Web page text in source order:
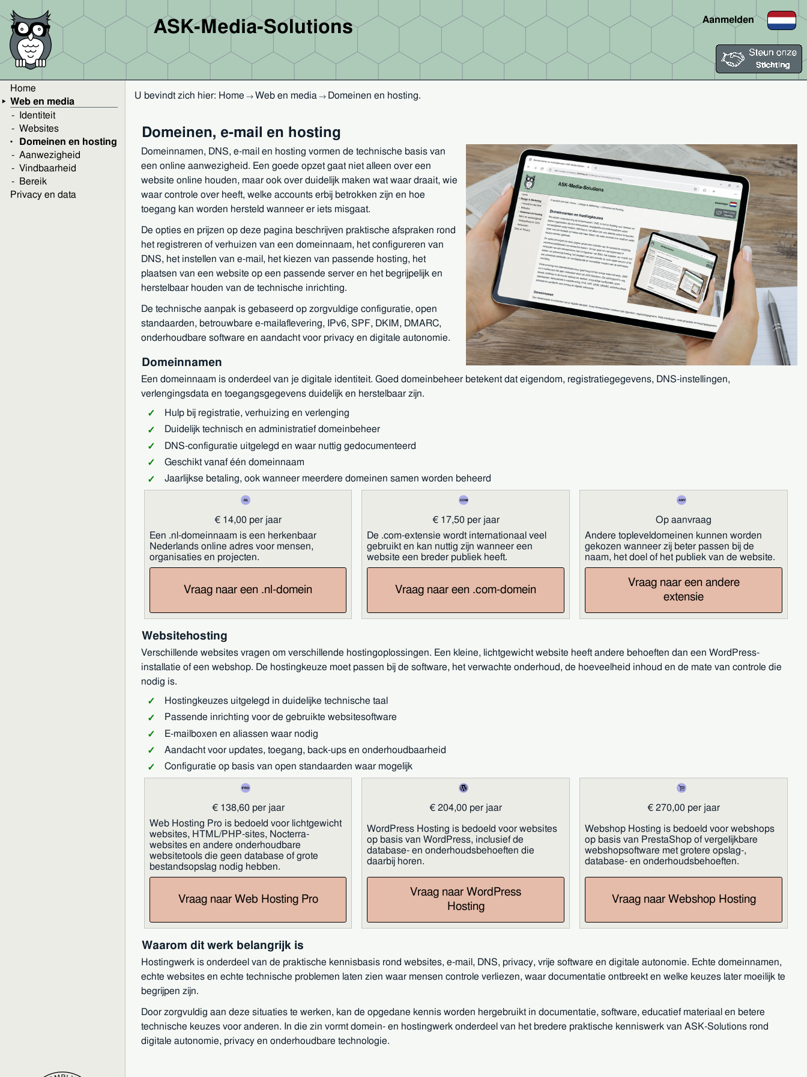
Aanmelden
ASK-Media-Solutions
U bevindt zich hier: Home → Web en media → Domeinen en hosting.
Domeinen, e-mail en hosting
Domeinnamen, DNS, e-mail en hosting vormen de technische basis van
een online aanwezigheid. Een goede opzet gaat niet alleen over een
website online houden, maar ook over duidelijk maken wat waar draait, wie
waar controle over heeft, welke accounts erbij betrokken zijn en hoe
toegang kan worden hersteld wanneer er iets misgaat.
De opties en prijzen op deze pagina beschrijven praktische afspraken rond
het registreren of verhuizen van een domeinnaam, het configureren van
DNS, het instellen van e-mail, het kiezen van passende hosting, het
plaatsen van een website op een passende server en het begrijpelijk en
herstelbaar houden van de technische inrichting.
De technische aanpak is gebaseerd op zorgvuldige configuratie, open
standaarden, betrouwbare e-mailaflevering, IPv6, SPF, DKIM, DMARC,
onderhoudbare software en aandacht voor privacy en digitale autonomie.
Domeinnamen
Een domeinnaam is onderdeel van je digitale identiteit. Goed domeinbeheer betekent dat eigendom, registratiegegevens, DNS-instellingen,
verlengingsdata en toegangsgegevens duidelijk en herstelbaar zijn.
Hulp bij registratie, verhuizing en verlenging
Duidelijk technisch en administratief domeinbeheer
DNS-configuratie uitgelegd en waar nuttig gedocumenteerd
Geschikt vanaf één domeinnaam
Jaarlijkse betaling, ook wanneer meerdere domeinen samen worden beheerd
€ 14,00 per jaar € 17,50 per jaar
Op aanvraag
Een .nl-domeinnaam is een herkenbaar
Nederlands online adres voor mensen,
organisaties en projecten.
De .com-extensie wordt internationaal veel
gebruikt en kan nuttig zijn wanneer een
website een breder publiek heeft.
Andere topleveldomeinen kunnen worden
gekozen wanneer zij beter passen bij de
naam, het doel of het publiek van de website.
Vraag naar een .nl-domein Vraag naar een .com-domein
Vraag naar een andere
extensie
Websitehosting
Verschillende websites vragen om verschillende hostingoplossingen. Een kleine, lichtgewicht website heeft andere behoeften dan een WordPress-
installatie of een webshop. De hostingkeuze moet passen bij de software, het verwachte onderhoud, de hoeveelheid inhoud en de mate van controle die
nodig is.
Hostingkeuzes uitgelegd in duidelijke technische taal
Passende inrichting voor de gebruikte websitesoftware
E-mailboxen en aliassen waar nodig
Aandacht voor updates, toegang, back-ups en onderhoudbaarheid
Configuratie op basis van open standaarden waar mogelijk
€ 138,60 per jaar € 204,00 per jaar
€ 270,00 per jaar
Web Hosting Pro is bedoeld voor lichtgewicht
websites, HTML/PHP-sites, Nocterra-
websites en andere onderhoudbare
websitetools die geen database of grote
bestandsopslag nodig hebben.
WordPress Hosting is bedoeld voor websites
op basis van WordPress, inclusief de
database- en onderhoudsbehoeften die
daarbij horen.
Webshop Hosting is bedoeld voor webshops
op basis van PrestaShop of vergelijkbare
webshopsoftware met grotere opslag-,
database- en onderhoudsbehoeften.
Vraag naar Web Hosting Pro
Vraag naar WordPress
Hosting
Vraag naar Webshop Hosting
Waarom dit werk belangrijk is
Hostingwerk is onderdeel van de praktische kennisbasis rond websites, e-mail, DNS, privacy, vrije software en digitale autonomie. Echte domeinnamen,
echte websites en echte technische problemen laten zien waar mensen controle verliezen, waar documentatie ontbreekt en welke keuzes later moeilijk te
begrijpen zijn.
Door zorgvuldig aan deze situaties te werken, kan de opgedane kennis worden hergebruikt in documentatie, software, educatief materiaal en betere
technische keuzes voor anderen. In die zin vormt domein- en hostingwerk onderdeel van het bredere praktische kenniswerk van ASK-Solutions rond
digitale autonomie, privacy en onderhoudbare technologie.
Home
Web en media
Identiteit
Websites
Domeinen en hosting
Aanwezigheid
Vindbaarheid
Bereik
Privacy en data